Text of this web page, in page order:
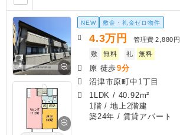
NEW 敷金・礼金ゼロ物件
4.3万円 管理費 2,880円
敷
無料 礼 無料
原 徒歩9分
沼津市原町中1丁目
1LDK / 40.92m²
1階 / 地上2階建
築24年 / 賃貸アパート